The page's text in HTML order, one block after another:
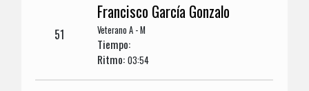
51
Francisco García Gonzalo
Veterano A - M
Tiempo:
Ritmo:03:54